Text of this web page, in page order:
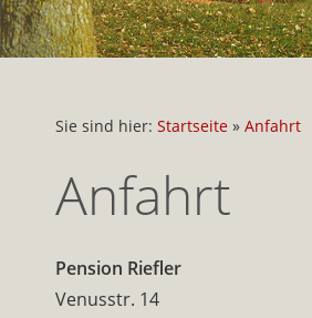
Sie sind hier: Startseite » Anfahrt
Anfahrt
Pension Riefler
Venusstr. 14